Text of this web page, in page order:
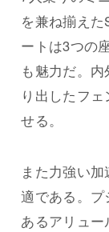
を兼ね揃え
ートは3つの
も魅力だ。
り出したフ
せる。
また力強い
適である。
あるアリュ